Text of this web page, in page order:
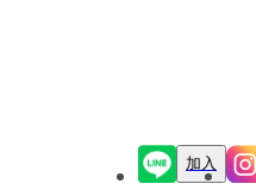
加入